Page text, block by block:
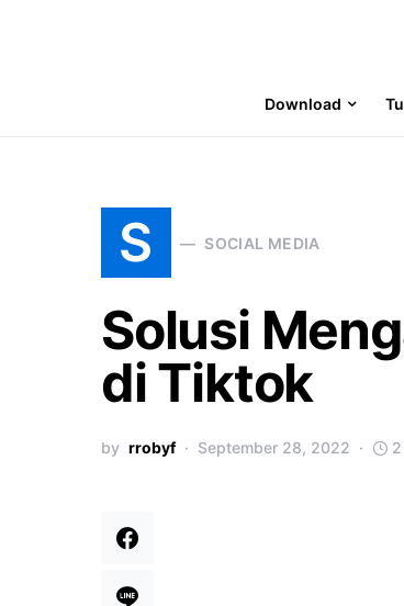
Download
S SOCIAL MEDIA
Solusi
di Tiktok
by rrobyf September 28, 2022